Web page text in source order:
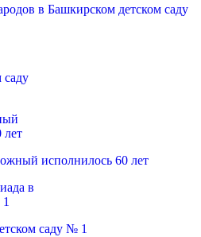
в Башкирском детском саду
саду
исполнилось 60 лет
саду № 1